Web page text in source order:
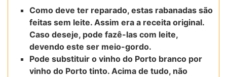
Como deve ter reparado, estas rabanadas são
feitas sem leite. Assim era a receita original.
Caso deseje, pode fazê-las com leite,
devendo este ser meio-gordo.
Pode substituir o vinho do Porto branco por
vinho do Porto tinto. Acima de tudo, não